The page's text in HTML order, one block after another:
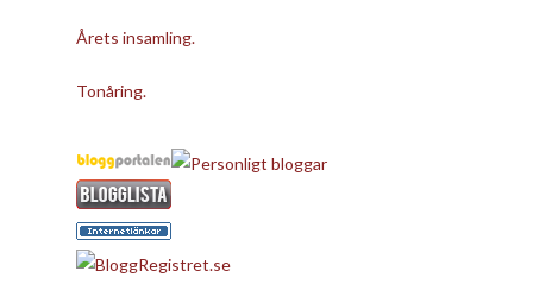
Årets insamling.
Tonåring.